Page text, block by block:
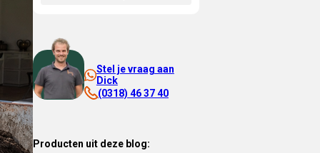
Stel je vraag aan
Dick
(0318) 46 37 40
Producten uit deze blog: